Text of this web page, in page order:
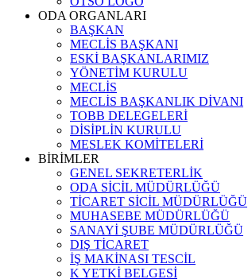
ODA ORGANLARI
BAŞKAN
MECLİS BAŞKANI
ESKİ BAŞKANLARIMIZ
YÖNETİM KURULU
MECLİS
MECLİS BAŞKANLIK DİVANI
TOBB DELEGELERİ
DİSİPLİN KURULU
MESLEK KOMİTELERİ
BİRİMLER
GENEL SEKRETERLİK
ODA SİCİL MÜDÜRLÜĞÜ
TİCARET SİCİL MÜDÜRLÜĞÜ
MUHASEBE MÜDÜRLÜĞÜ
SANAYİ ŞUBE MÜDÜRLÜĞÜ
DIŞ TİCARET
İŞ MAKİNASI TESCİL
K YETKİ BELGESİ